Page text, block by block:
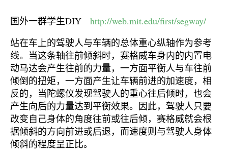
国外一群学生DIY http://web.mit.edu/first/segway/
站在车上的驾驶人与车辆的总体重心纵轴作为参考
线。当这条轴往前倾斜时，赛格威车身内的内置电
动马达会产生往前的力量，一方面平衡人与车往前
倾倒的扭矩，一方面产生让车辆前进的加速度，相
反的，当陀螺仪发现驾驶人的重心往后倾时，也会
产生向后的力量达到平衡效果。因此，驾驶人只要
改变自己身体的角度往前或往后倾，赛格威就会根
据倾斜的方向前进或后退，而速度则与驾驶人身体
倾斜的程度呈正比。